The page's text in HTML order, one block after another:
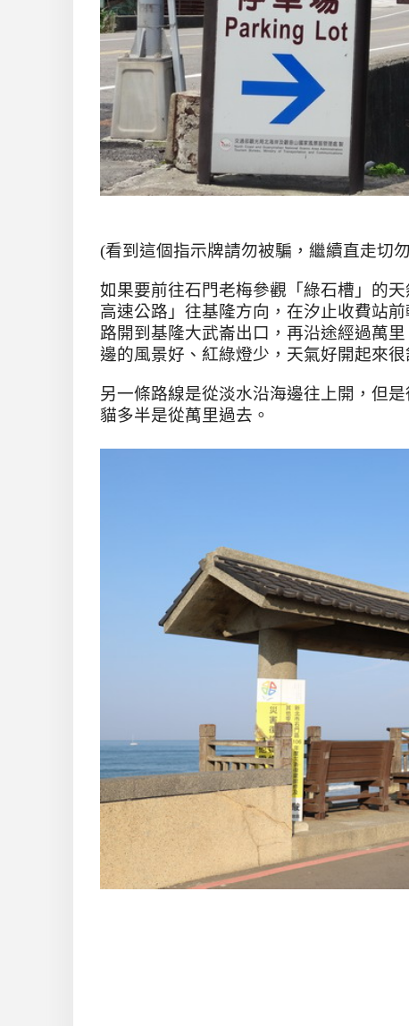
(看到這個指示牌請勿被騙，繼續直走切
如果要前往石門老梅參觀「綠石槽」的
高速公路」往基隆方向，在汐止收費站
路開到基隆大武崙出口，再沿途經過萬
邊的風景好、紅綠燈少，天氣好開起來很
另一條路線是從淡水沿海邊往上開，但
貓多半是從萬里過去。